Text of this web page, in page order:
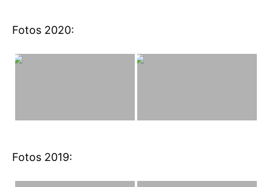
Fotos 2020:
Fotos 2019: